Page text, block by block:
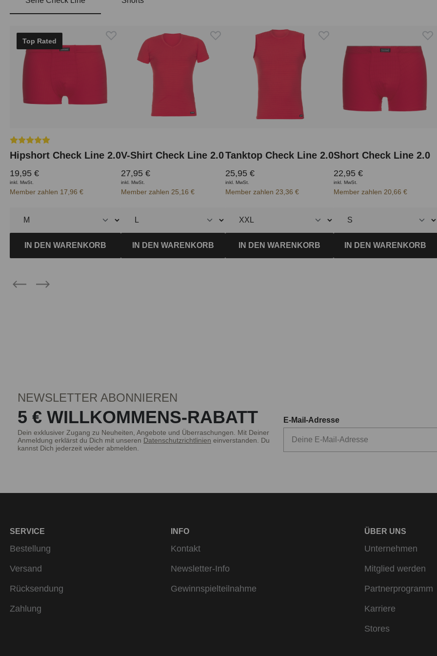
Top Rated
Durchschnittliche Bewertung von 5 von 5 Sternen
Hipshort Check Line 2.0
19,95 €
inkl. MwSt.
Member zahlen 17,96 €
IN DEN WARENKORB
V-Shirt Check Line 2.0
27,95 €
inkl. MwSt.
Member zahlen 25,16 €
IN DEN WARENKORB
Tanktop Check Line 2.0
25,95 €
inkl. MwSt.
Member zahlen 23,36 €
IN DEN WARENKORB
Short Check Line 2.0
22,95 €
inkl. MwSt.
Member zahlen 20,66 €
IN DEN WARENKORB
NEWSLETTER ABONNIEREN
5 € WILLKOMMENS-RABATT
Dein exklusiver Zugang zu Neuheiten, Angebote und Überraschungen. Mit Deiner
Anmeldung erklärst du Dich mit unseren Datenschutzrichtlinien einverstanden. Du
kannst Dich jederzeit wieder abmelden.
E-Mail-Adresse
SERVICE
Bestellung
Versand
Rücksendung
Zahlung
INFO
Kontakt
Newsletter-Info
Gewinnspielteilnahme
ÜBER UNS
Unternehmen
Mitglied werden
Partnerprogramm
Karriere
Stores